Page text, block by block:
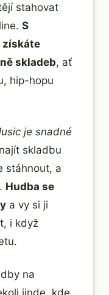
stahovat
S
získáte
skladeb, ať
hip-hopu
je snadné
skladbu
stáhnout, a
Hudba se
a vy si ji
i když
na
jinde, kde